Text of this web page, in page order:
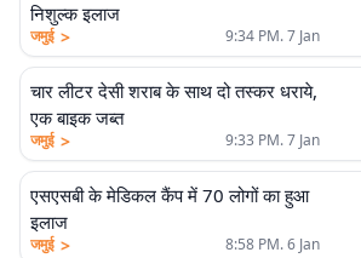
निशुल्क इलाज
जमुई > 9:34 PM. 7 Jan
चार लीटर देसी शराब के साथ दो तस्कर धराये,
एक बाइक जब्त
जमुई > 9:33 PM. 7 Jan
एसएसबी के मेडिकल कैंप में 70 लोगों का हुआ
इलाज
जमुई > 8:58 PM. 6 Jan